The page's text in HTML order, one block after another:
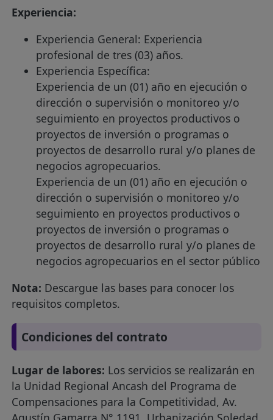
Experiencia:
Experiencia General: Experiencia
profesional de tres (03) años.
Experiencia Específica:
Experiencia de un (01) año en ejecución o
dirección o supervisión o monitoreo y/o
seguimiento en proyectos productivos o
proyectos de inversión o programas o
proyectos de desarrollo rural y/o planes de
negocios agropecuarios.
Experiencia de un (01) año en ejecución o
dirección o supervisión o monitoreo y/o
seguimiento en proyectos productivos o
proyectos de inversión o programas o
proyectos de desarrollo rural y/o planes de
negocios agropecuarios en el sector público
Nota: Descargue las bases para conocer los
requisitos completos.
Condiciones del contrato
Lugar de labores: Los servicios se realizarán en
la Unidad Regional Ancash del Programa de
Compensaciones para la Competitividad, Av.